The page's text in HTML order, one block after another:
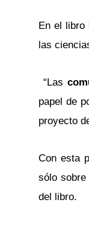
En el libro
las
“Las
papel de
proyecto
Con esta
sólo sobre
del libro.